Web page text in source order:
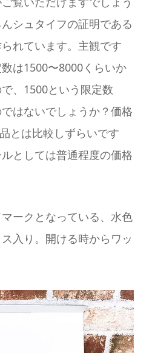
シュタイフの証明である
れています。主観です
は1500〜8000くらいか
、1500という限定数
はないでしょうか？価格
とは比較しずらいです
としては普通程度の価格
ークとなっている、水色
入り。開ける時からワッ